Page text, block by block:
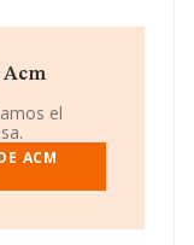
de INFORMA, el
de la
Tomas
Murcia,
INFORMA
el
ACM